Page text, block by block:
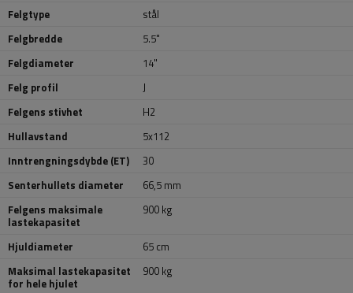
Felgtype
stål
Felgbredde
5.5"
Felgdiameter
14"
Felg profil
J
Felgens stivhet
H2
Hullavstand
5x112
Inntrengningsdybde (ET)
30
Senterhullets diameter
66,5 mm
Felgens maksimale
lastekapasitet
900 kg
Hjuldiameter
65 cm
Maksimal lastekapasitet
for hele hjulet
900 kg